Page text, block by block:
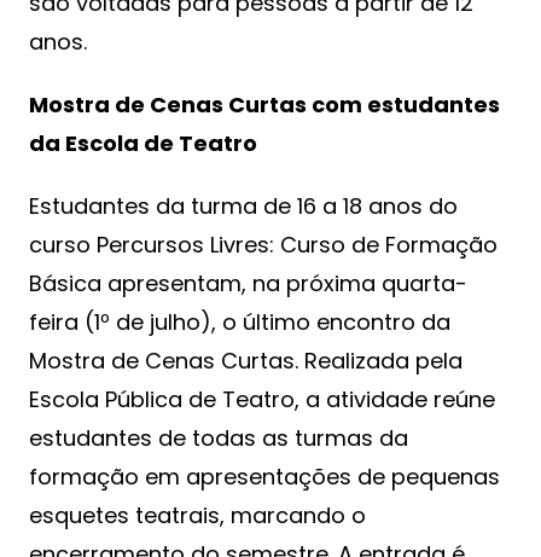
anos.
Mostra de Cenas Curtas com estudantes
da Escola de Teatro
Estudantes da turma de 16 a 18 anos do
curso Percursos Livres: Curso de Formação
Básica apresentam, na próxima quarta-
feira (1º de julho), o último encontro da
Mostra de Cenas Curtas. Realizada pela
Escola Pública de Teatro, a atividade reúne
estudantes de todas as turmas da
formação em apresentações de pequenas
esquetes teatrais, marcando o